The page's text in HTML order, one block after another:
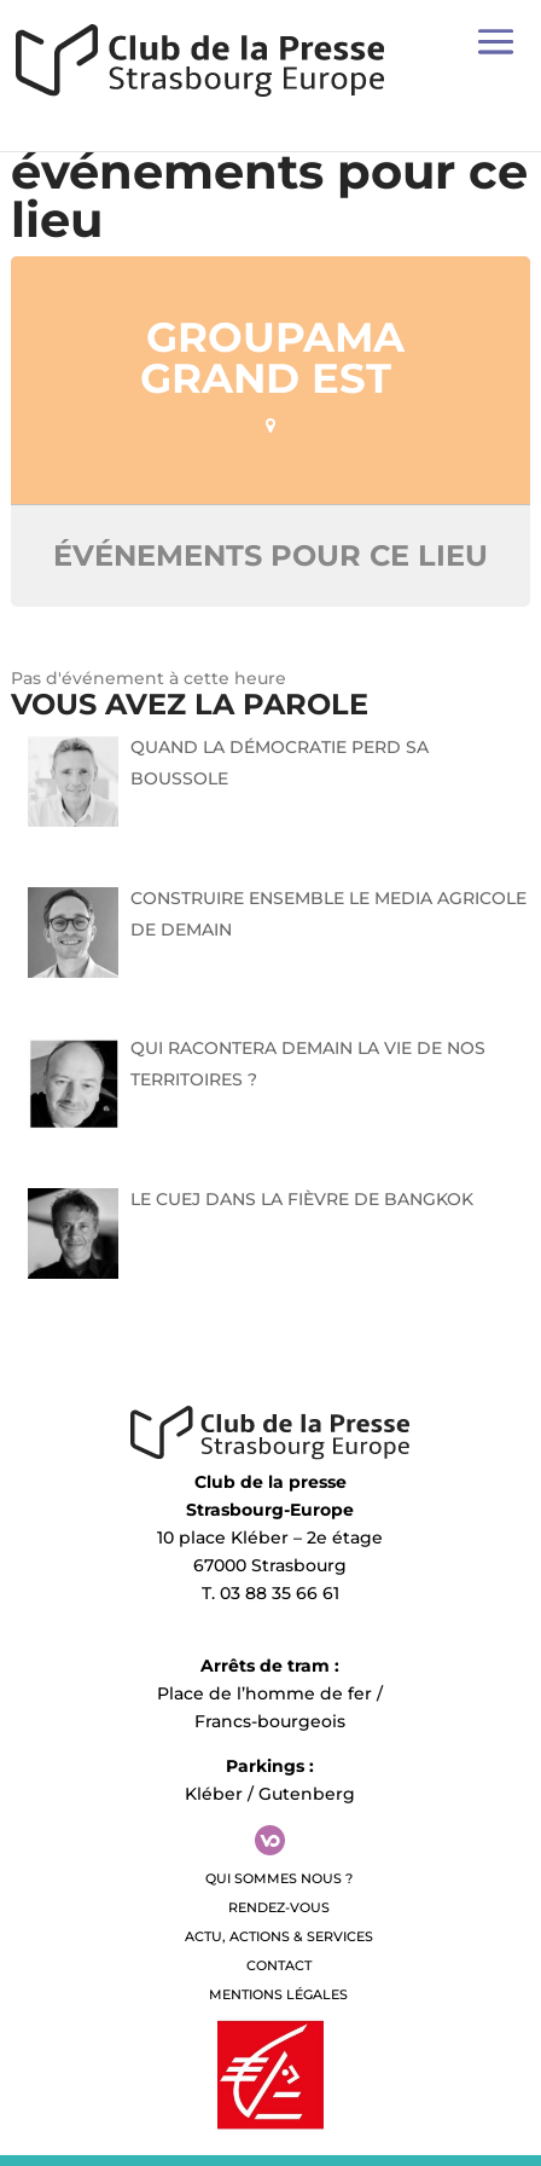
événements pour ce
lieu
GROUPAMA
GRAND EST
ÉVÉNEMENTS POUR CE LIEU
Pas d'événement à cette heure
VOUS AVEZ LA PAROLE
QUAND LA DÉMOCRATIE PERD SA
BOUSSOLE
CONSTRUIRE ENSEMBLE LE MEDIA AGRICOLE
DE DEMAIN
QUI RACONTERA DEMAIN LA VIE DE NOS
TERRITOIRES ?
LE CUEJ DANS LA FIÈVRE DE BANGKOK
Club de la presse
Strasbourg-Europe
10 place Kléber – 2e étage
67000 Strasbourg
T. 03 88 35 66 61
Arrêts de tram :
Place de l’homme de fer /
Francs-bourgeois
Parkings :
Kléber / Gutenberg
QUI SOMMES NOUS ?
RENDEZ-VOUS
ACTU, ACTIONS & SERVICES
CONTACT
MENTIONS LÉGALES